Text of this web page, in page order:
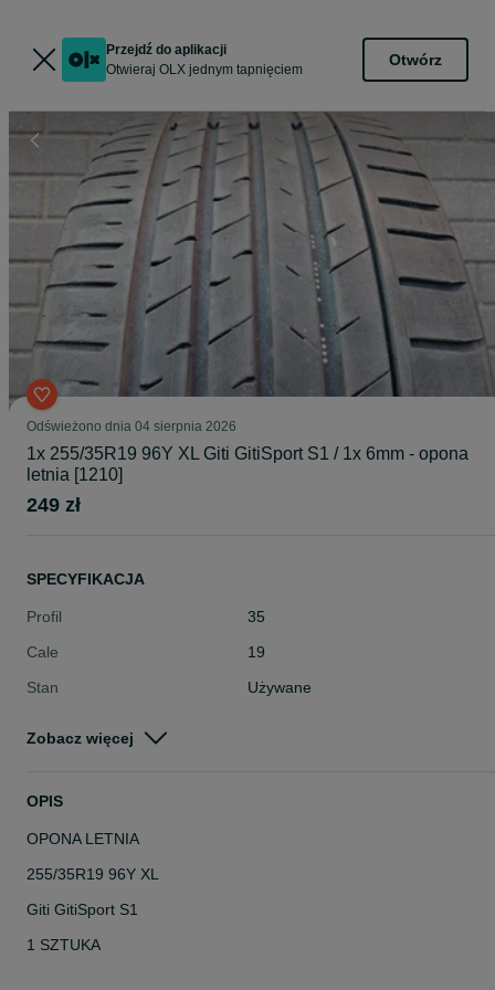
Przejdź do aplikacji
Otwieraj OLX jednym tapnięciem
Otwórz
Odświeżono dnia 04 sierpnia 2026
1x 255/35R19 96Y XL Giti GitiSport S1 / 1x 6mm - opona
letnia [1210]
249 zł
SPECYFIKACJA
Profil
35
Cale
19
Stan
Używane
Szerokość
Zobacz więcej
OPIS
OPONA LETNIA
255/35R19 96Y XL
Giti GitiSport S1
1 SZTUKA